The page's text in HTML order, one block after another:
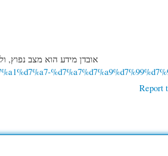
אובדן מידע הוא מצב נפוץ,
Report